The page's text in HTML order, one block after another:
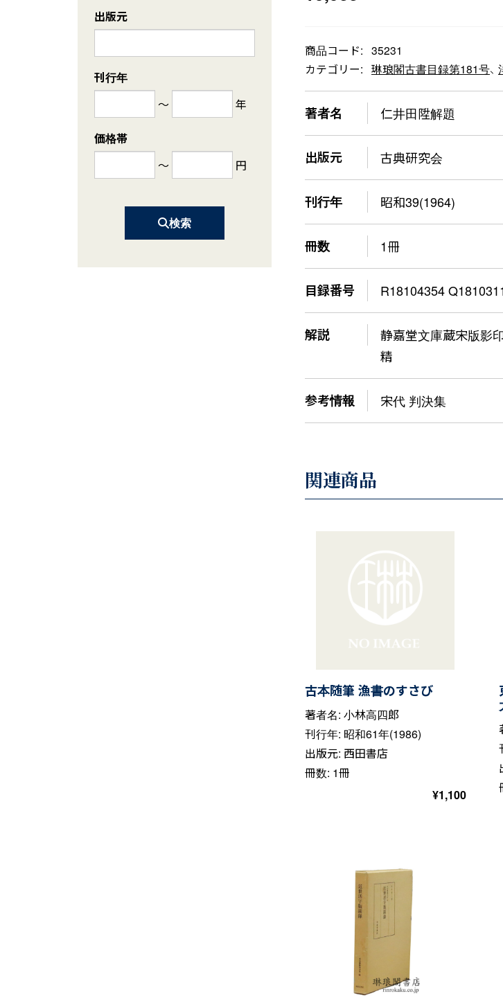
商品コード: 35231
カテゴリー: 琳琅閣古書目録第181号、
著者名 仁井田陞解題
出版元 古典研究会
刊行年 昭和39(1964)
冊数 1冊
目録番号 R18104354
解説
静嘉堂文庫蔵宋版影
精
参考情報 宋代 判決集
関連商品
古本随筆 漁書のすさび
著者名: 小林高四郎
刊行年: 昭和61年(1986)
出版元: 西田書店
冊数: 1冊
¥1,100
出版元
刊行年
～
年
価格帯
～
円
検索